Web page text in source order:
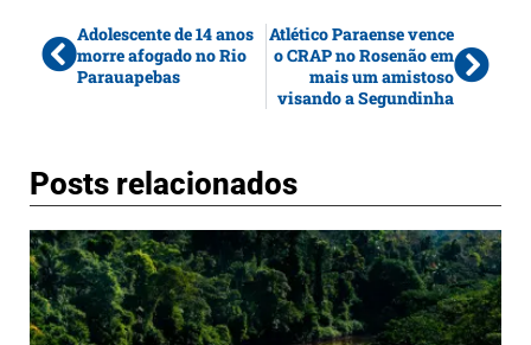
Adolescente de 14 anos
morre afogado no Rio
Parauapebas
Atlético Paraense vence
o CRAP no Rosenão em
mais um amistoso
visando a Segundinha
Posts relacionados